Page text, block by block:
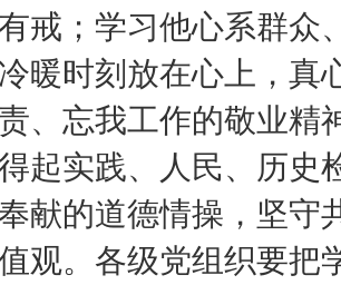
戒；学习他心系群众
暖时刻放在心上，真
、忘我工作的敬业精
起实践、人民、历史
献的道德情操，坚守
观。各级党组织要把